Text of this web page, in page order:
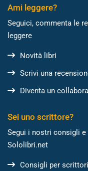
Ami leggere?
Seguici, commenta le
leggere
Novità libri
Scrivi una
Diventa un
Sei uno scrittore?
Segui i nostri consigli
Sololibri.net
Consigli per scrittori